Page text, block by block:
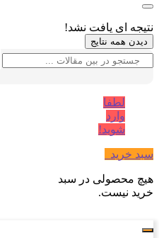
نتیجه ای یافت نشد!
دیدن همه نتایج
لطفا
وارد
شوید!
سبد خرید
هیچ محصولی در سبد
خرید نیست.